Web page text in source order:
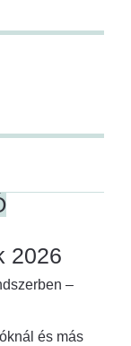
2026
–
és más